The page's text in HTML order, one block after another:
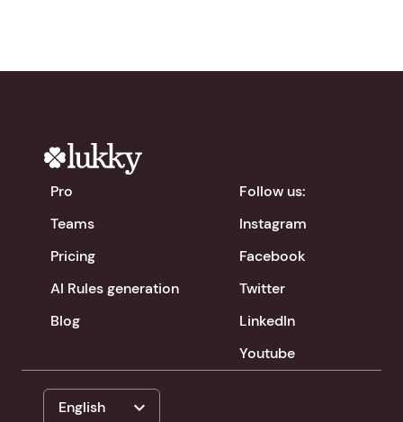
Pro
Teams
Pricing
AI Rules generation
Blog
Follow us:
Instagram
Facebook
Twitter
LinkedIn
Youtube
English expand_more